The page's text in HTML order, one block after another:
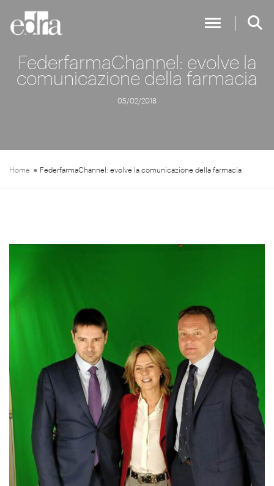
Toggle
FederfarmaChannel: evolve la
comunicazione della farmacia
05/02/2018
Home FederfarmaChannel: evolve la comunicazione della farmacia